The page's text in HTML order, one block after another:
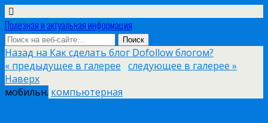
Полезная и актуальная информация
Назад на Как сделать блог Dofollow блогом?
« предыдущее в галерее следующее в галерее »
Наверх
мобильн. компьютерная